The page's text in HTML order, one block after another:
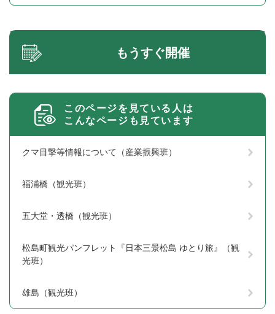
もうすぐ開催
このページを見ている人は
こんなページも見ています
クマ目撃等情報について（産業振興班）
福浦橋（観光班）
五大堂・透橋（観光班）
松島町観光パンフレット『日本三景松島 ゆとり旅』（観
光班）
雄島（観光班）